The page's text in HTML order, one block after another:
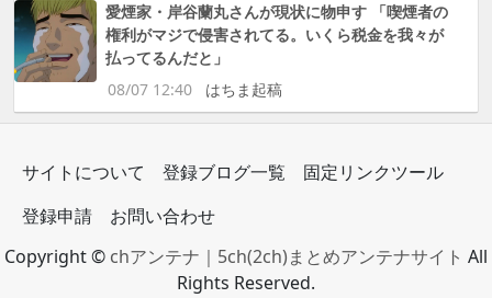
愛煙家・岸谷蘭丸さんが現状に物申す 「喫煙者の
権利がマジで侵害されてる。いくら税金を我々が
払ってるんだと」
08/07 12:40
はちま起稿
サイトについて 登録ブログ一覧
固定リンクツール
登録申請
お問い合わせ
Copyright © chアンテナ｜5ch(2ch)まとめアンテナサイト All
Rights Reserved.